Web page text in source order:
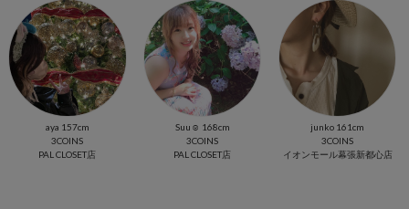
aya 157cm
3COINS
PAL CLOSET店
Suu☺︎ 168cm
3COINS
PAL CLOSET店
junko 161cm
3COINS
イオンモール幕張新都心店